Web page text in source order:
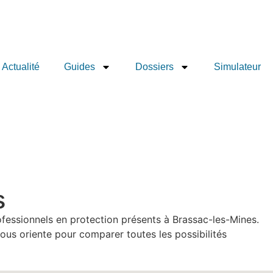
Actualité Guides Dossiers Simulateur
en protection présents à Brassac-les-Mines.
oriente pour comparer toutes les possibilités